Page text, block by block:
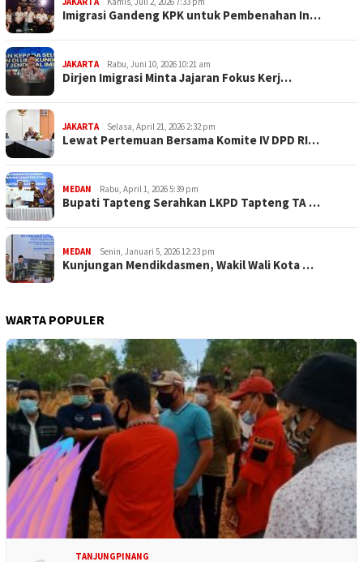
Imigrasi Gandeng KPK untuk Pembenahan In…
JAKARTA Rabu, Juni 10, 2026 10:21 am
Dirjen Imigrasi Minta Jajaran Fokus Kerj…
JAKARTA Selasa, April 21, 2026 2:32 pm
Lewat Pertemuan Bersama Komite IV DPD RI…
MEDAN Rabu, April 1, 2026 5:39 pm
Bupati Tapteng Serahkan LKPD Tapteng TA …
MEDAN Senin, Januari 5, 2026 12:23 pm
Kunjungan Mendikdasmen, Wakil Wali Kota …
WARTA POPULER
TANJUNGPINANG